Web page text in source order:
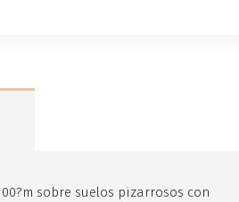
sobre suelos pizarrosos con